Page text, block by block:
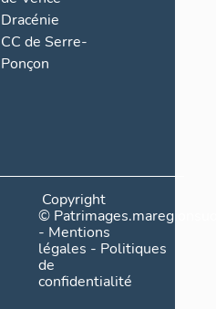
Dracénie
CC de Serre-
Ponçon
Copyright
©
- Mentions
légales - Politiques
de
confidentialité